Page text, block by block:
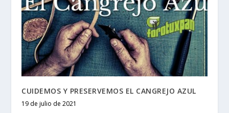
CUIDEMOS Y PRESERVEMOS EL CANGREJO AZUL
19 de julio de 2021